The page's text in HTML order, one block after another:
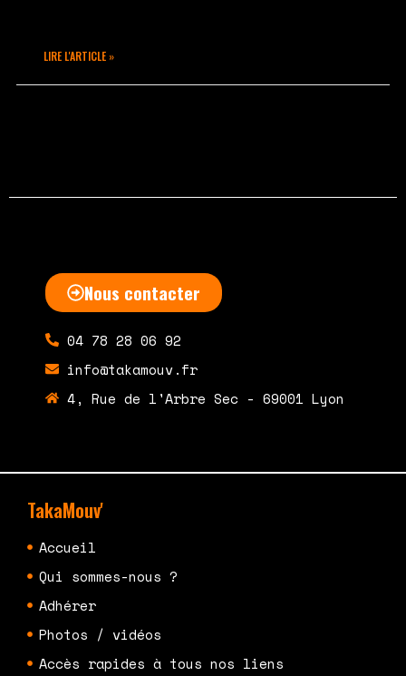
LIRE L'ARTICLE »
Nous contacter
04 78 28 06 92
info@takamouv.fr
4, Rue de l'Arbre Sec - 69001 Lyon
TakaMouv'
Accueil
Qui sommes-nous ?
Adhérer
Photos / vidéos
Accès rapides à tous nos liens